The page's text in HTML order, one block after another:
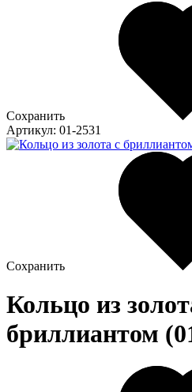
Сохранить
Артикул: 01-2531
Сохранить
Кольцо из
бриллиантом